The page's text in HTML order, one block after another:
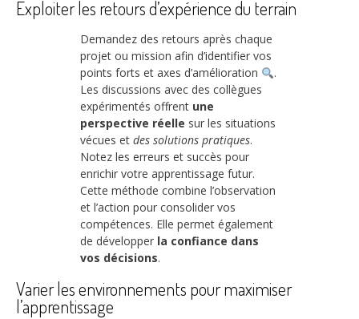
Exploiter les retours d’expérience du terrain
Demandez des retours après chaque
projet ou mission afin d’identifier vos
points forts et axes d’amélioration
.
Les discussions avec des collègues
expérimentés offrent une
perspective réelle sur les situations
vécues et des solutions pratiques.
Notez les erreurs et succès pour
enrichir votre apprentissage futur.
Cette méthode combine l’observation
et l’action pour consolider vos
compétences. Elle permet également
de développer la confiance dans
vos décisions.
Varier les environnements pour maximiser
l’apprentissage